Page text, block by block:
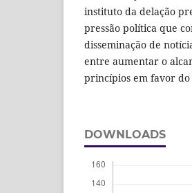
instituto da delação
pressão política que
disseminação de
entre aumentar o
princípios em favor
DOWNLOADS